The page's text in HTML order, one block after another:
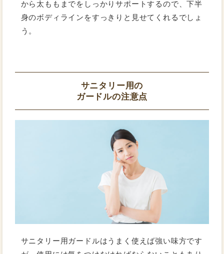
から太ももまでをしっかりサポートするので、下半
身のボディラインをすっきりと見せてくれるでしょ
う。
サニタリー用の
ガードルの注意点
サニタリー用ガードルはうまく使えば強い味方です